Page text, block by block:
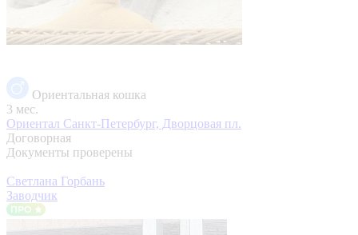
Ориентальная кошка
3 мес.
Ориентал Санкт-Петербург, Дворцовая пл.
Договорная
Документы проверены
Светлана Горбань
Заводчик